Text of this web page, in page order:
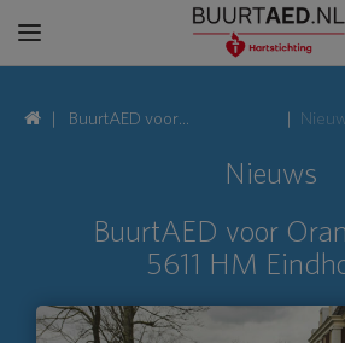
BuurtAED voor
Oranjestraat, 5611 HMNieuws
BuurtAED voor
5611 HM